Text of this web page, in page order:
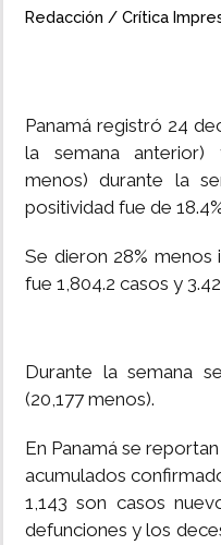
Redacción / Crítica
Panamá registró 24
la semana anterior)
menos) durante la
positividad fue de
Se dieron 28% menos
fue 1,804.2 casos y
Durante la semana
(20,177 menos).
En Panamá se
acumulados
1,143 son casos
defunciones y los